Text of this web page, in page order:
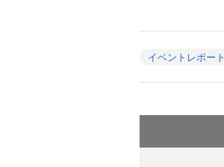
イベントレポート